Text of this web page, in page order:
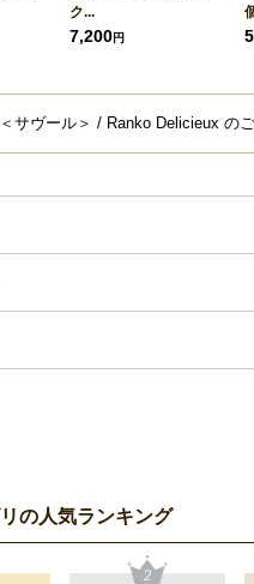
ク...
7,200円
サヴール＞ / Ranko Delicieux の
の人気ランキング